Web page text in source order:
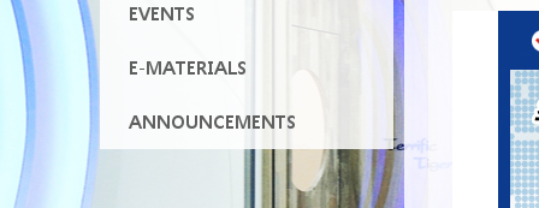
EVENTS
E-MATERIALS
ANNOUNCEMENTS